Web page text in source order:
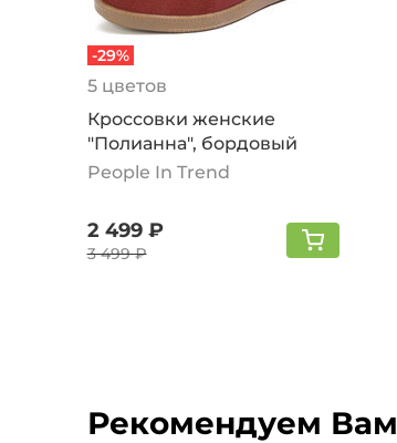
-29%
5 цветов
Кроссовки женские
"Полианна", бордовый
People In Trend
2 499 ₽
3 499 ₽
Рекомендуем Вам